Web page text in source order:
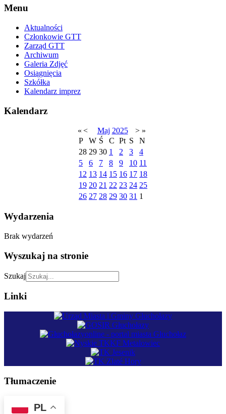
Menu
Aktualności
Członkowie GTT
Zarząd GTT
Archiwum
Galeria Zdjęć
Osiągnięcia
Szkółka
Kalendarz imprez
Kalendarz
« < Maj 2025 > »
P
W Ś C Pt S
N
28 29 30 1 2 3
4
5
6 7 8 9 10 11
12 13 14 15 16 17 18
19 20 21 22 23 24 25
26 27 28 29 30 31 1
Wydarzenia
Brak wydarzeń
Wyszukaj na stronie
Szukaj
Linki
Tłumaczenie
PL